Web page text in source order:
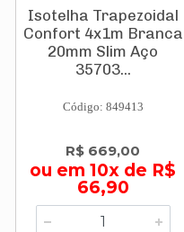
Isotelha Trapezoidal
Confort 4x1m Branca
20mm Slim Aço
35703...
Código: 849413
R$ 669,00
ou em 10x de R$
66,90